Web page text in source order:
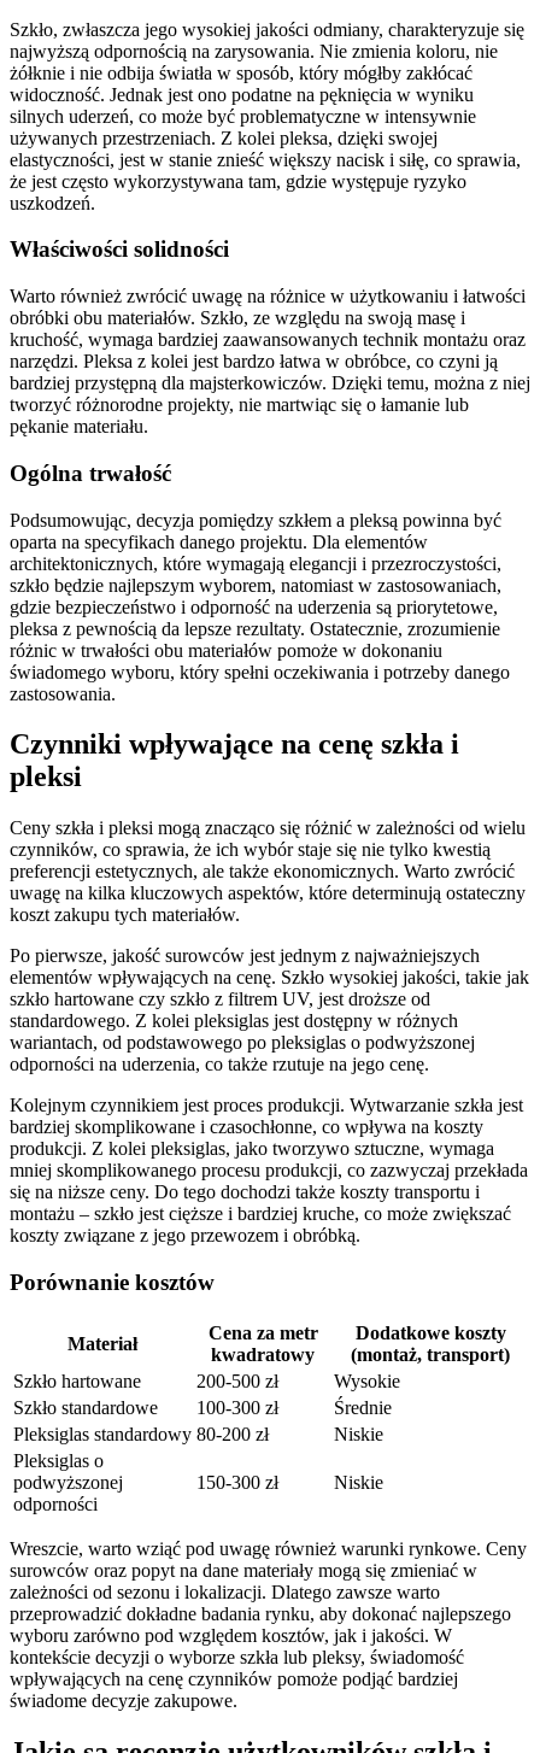
Szkło, zwłaszcza jego wysokiej jakości odmiany, charakteryzuje się
najwyższą odpornością na zarysowania. Nie zmienia koloru, nie
żółknie i nie odbija światła w sposób, który mógłby zakłócać
widoczność. Jednak jest ono podatne na pęknięcia w wyniku
silnych uderzeń, co może być problematyczne w intensywnie
używanych przestrzeniach. Z kolei pleksa, dzięki swojej
elastyczności, jest w stanie znieść większy nacisk i siłę, co sprawia,
że jest często wykorzystywana tam, gdzie występuje ryzyko
uszkodzeń.
Właściwości solidności
Warto również zwrócić uwagę na różnice w użytkowaniu i łatwości
obróbki obu materiałów. Szkło, ze względu na swoją masę i
kruchość, wymaga bardziej zaawansowanych technik montażu oraz
narzędzi. Pleksa z kolei jest bardzo łatwa w obróbce, co czyni ją
bardziej przystępną dla majsterkowiczów. Dzięki temu, można z niej
tworzyć różnorodne projekty, nie martwiąc się o łamanie lub
pękanie materiału.
Ogólna trwałość
Podsumowując, decyzja pomiędzy szkłem a pleksą powinna być
oparta na specyfikach danego projektu. Dla elementów
architektonicznych, które wymagają elegancji i przezroczystości,
szkło będzie najlepszym wyborem, natomiast w zastosowaniach,
gdzie bezpieczeństwo i odporność na uderzenia są priorytetowe,
pleksa z pewnością da lepsze rezultaty. Ostatecznie, zrozumienie
różnic w trwałości obu materiałów pomoże w dokonaniu
świadomego wyboru, który spełni oczekiwania i potrzeby danego
zastosowania.
Czynniki wpływające na cenę szkła i
pleksi
Ceny szkła i pleksi mogą znacząco się różnić w zależności od wielu
czynników, co sprawia, że ich wybór staje się nie tylko kwestią
preferencji estetycznych, ale także ekonomicznych. Warto zwrócić
uwagę na kilka kluczowych aspektów, które determinują ostateczny
koszt zakupu tych materiałów.
Po pierwsze, jakość surowców jest jednym z najważniejszych
elementów wpływających na cenę. Szkło wysokiej jakości, takie jak
szkło hartowane czy szkło z filtrem UV, jest droższe od
standardowego. Z kolei pleksiglas jest dostępny w różnych
wariantach, od podstawowego po pleksiglas o podwyższonej
odporności na uderzenia, co także rzutuje na jego cenę.
Kolejnym czynnikiem jest proces produkcji. Wytwarzanie szkła jest
bardziej skomplikowane i czasochłonne, co wpływa na koszty
produkcji. Z kolei pleksiglas, jako tworzywo sztuczne, wymaga
mniej skomplikowanego procesu produkcji, co zazwyczaj przekłada
się na niższe ceny. Do tego dochodzi także koszty transportu i
montażu – szkło jest cięższe i bardziej kruche, co może zwiększać
koszty związane z jego przewozem i obróbką.
Porównanie kosztów
Materiał
Cena za metr
kwadratowy
Dodatkowe koszty
(montaż, transport)
Szkło hartowane
200-500 zł
Wysokie
Szkło standardowe
100-300 zł
Średnie
Pleksiglas standardowy 80-200 zł
Niskie
Pleksiglas o
podwyższonej
odporności
150-300 zł Niskie
Wreszcie, warto wziąć pod uwagę również warunki rynkowe. Ceny
surowców oraz popyt na dane materiały mogą się zmieniać w
zależności od sezonu i lokalizacji. Dlatego zawsze warto
przeprowadzić dokładne badania rynku, aby dokonać najlepszego
wyboru zarówno pod względem kosztów, jak i jakości. W
kontekście decyzji o wyborze szkła lub pleksy, świadomość
wpływających na cenę czynników pomoże podjąć bardziej
świadome decyzje zakupowe.